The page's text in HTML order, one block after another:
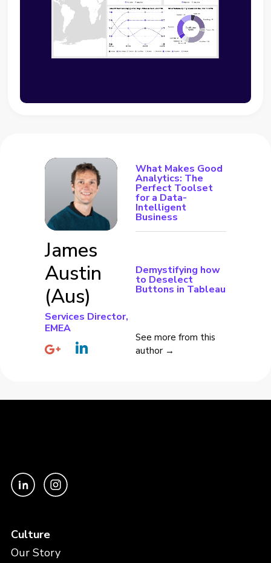
James
Austin
(Aus)
Services Director,
EMEA
What Makes Good
Analytics: The
Perfect Toolset
for a Data-
Intelligent
Business
Demystifying how
to Deselect
Buttons in Tableau
See more from this
author →
Culture
Our Story